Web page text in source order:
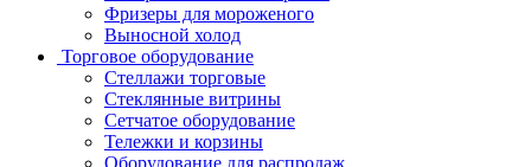
Фризеры для мороженого
Выносной холод
Торговое оборудование
Стеллажи торговые
Стеклянные витрины
Сетчатое оборудование
Тележки и корзины
Оборудование для распродаж